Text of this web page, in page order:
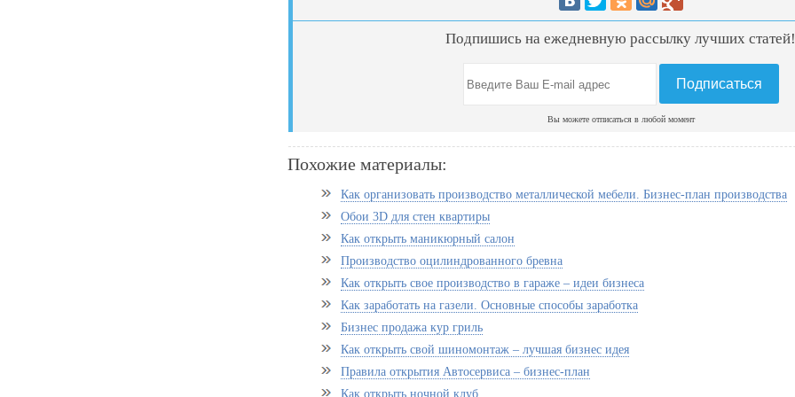
Подпишись на ежедневную рассылку лучших
Вы можете отписаться в любой момент
Похожие материалы:
Как организовать производство металлической мебели. Бизнес-план производства
Обои 3D для стен квартиры
Как открыть маникюрный салон
Производство оцилиндрованного бревна
Как открыть свое производство в гараже – идеи бизнеса
Как заработать на газели. Основные способы заработка
Бизнес продажа кур гриль
Как открыть свой шиномонтаж – лучшая бизнес идея
Правила открытия Автосервиса – бизнес-план
Как открыть ночной клуб